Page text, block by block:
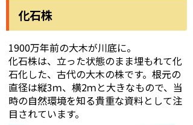
化石株
1900万年前の大木が川底に。
化石株は、立った状態のまま埋もれて化
石化した、古代の大木の株です。根元の
直径は縦3ｍ、横2ｍと大きなもので、当
時の自然環境を知る貴重な資料として注
目されています。